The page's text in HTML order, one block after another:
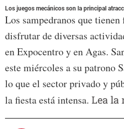
Los juegos mecánicos son la principal
Los sampedranos que
disfrutar de diversas
en Expocentro y en Agas.
este miércoles a su patrono
lo que el sector privado y
la fiesta está intensa. Lea la